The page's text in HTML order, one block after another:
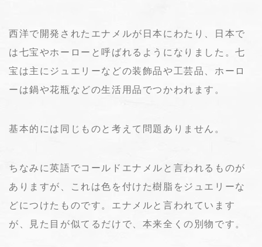
西洋で開発されたエナメルが日本にわたり、日本で
は七宝やホーローと呼ばれるようになりました。七
宝は主にジュエリーなどの装飾品や工芸品、ホーロ
ーは鍋や花瓶などの生活用品でつかわれます。
基本的には同じものと考えて問題ありません。
ちなみに英語でコールドエナメルと言われるものが
ありますが、これは色を付けた樹脂をジュエリーな
どにつけたものです。エナメルと言われています
が、見た目が似てるだけで、本来全くの別物です。